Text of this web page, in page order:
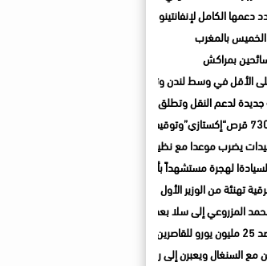
دعمها الكامل لإنفانتينو بعد اجتماع الرباط
بالمغرب
بمراكش
الأقل في وسط لندن وتوقيف مشتبه بها
لدعم النقل وتطلق حصة جديدة للنصف الثاني من يوليوز
يضرب موعدا مع نظيره الجنوب إفريقي في دور الربع
لهجرة مستشهداً بأحداث سبتة
تهنئة من الوزير الأول لسانت لوسيا بمناسبة عيد العرش
محمد المزروعي إلى سلا بعد مسار مهني متميز بسوق الأربعاء
السنغال ويعبرن إلى ربع نهائي كأس أمم إفريقيا